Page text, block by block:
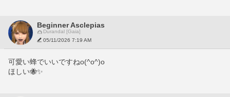
Beginner Asclepias
Durandal [Gaia]
05/11/2026 7:19 AM
可愛い蜂でいいですねo(^o^)o
ほしい🐝✨